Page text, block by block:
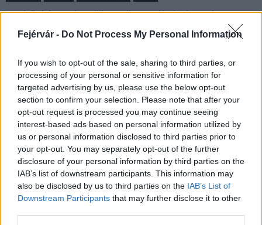
Fejérvár - Do Not Process My Personal Information
If you wish to opt-out of the sale, sharing to third parties, or
processing of your personal or sensitive information for
targeted advertising by us, please use the below opt-out
section to confirm your selection. Please note that after your
opt-out request is processed you may continue seeing
interest-based ads based on personal information utilized by
us or personal information disclosed to third parties prior to
your opt-out. You may separately opt-out of the further
disclosure of your personal information by third parties on the
IAB’s list of downstream participants. This information may
also be disclosed by us to third parties on the IAB’s List of
Downstream Participants that may further disclose it to other
M1 bővítés: már zajlik a teljesen új Bicske Kelet
különszintű csomópontot hoz létre az MKIF az M1-es
bővítésénél.
Új gyalogosátkelők és jelzőlámpás
csomópont épül Angyalföldön
Másfélszeresére bővítik
Hódmezővásárhely jó hírű református
iskoláját